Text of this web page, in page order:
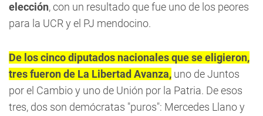
elección, con un resultado que fue uno de los peores
para la UCR y el PJ mendocino.
De los cinco diputados nacionales que se eligieron,
tres fueron de La Libertad Avanza, uno de Juntos
por el Cambio y uno de Unión por la Patria. De esos
tres, dos son demócratas "puros": Mercedes Llano y